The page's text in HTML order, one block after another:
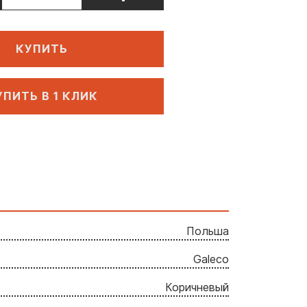
КУПИТЬ
В 1 КЛИК
Польша
Galeco
Коричневый